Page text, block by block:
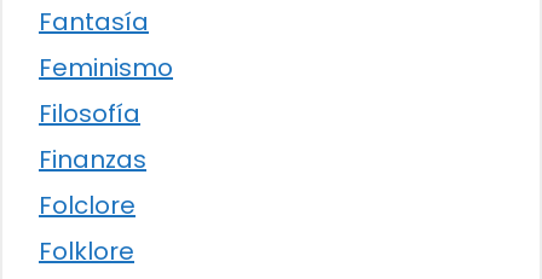
Fantasía
Feminismo
Filosofía
Finanzas
Folclore
Folklore